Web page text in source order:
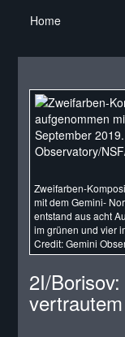
Home
Zweifarben-
mit dem Gemini-
entstand aus acht
im grünen und vier
Credit: Gemini
2I/